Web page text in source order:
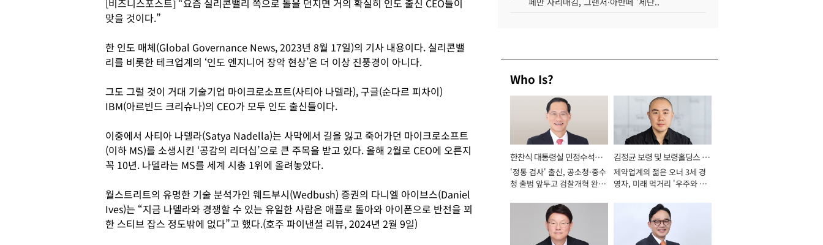
[비즈니스포스트] “요즘 실리콘밸리 쪽으로 돌을 던지면 거의 확실히 인도 출신 CEO들이
맞을 것이다.”
한 인도 매체(Global Governance News, 2023년 8월 17일)의 기사 내용이다. 실리콘밸
리를 비롯한 테크업계의 ‘인도 엔지니어 장악 현상’은 더 이상 진풍경이 아니다.
그도 그럴 것이 거대 기술기업 마이크로소프트(사티아 나델라), 구글(순다르 피차이)
IBM(아르빈드 크리슈나)의 CEO가 모두 인도 출신들이다.
이중에서 사티아 나델라(Satya Nadella)는 사막에서 길을 잃고 죽어가던 마이크로소프트
(이하 MS)를 소생시킨 ‘공감의 리더십’으로 큰 주목을 받고 있다. 올해 2월로 CEO에 오른지
꼭 10년. 나델라는 MS를 세계 시총 1위에 올려놓았다.
월스트리트의 유명한 기술 분석가인 웨드부시(Wedbush) 증권의 다니엘 아이브스(Daniel
Ives)는 “지금 나델라와 경쟁할 수 있는 유일한 사람은 애플로 돌아와 아이폰으로 반전을 꾀
한 스티브 잡스 정도밖에 없다”고 했다.(호주 파이낸셜 리뷰, 2024년 2월 9일)
Who Is?
한찬식 대통령실 민정수석비
서관
'정통 검사' 출신, 공소청·중수
청 출범 앞두고 검찰개혁 완수
김정균 보령 및 보령홀딩스 대
표이사 사장
제약업계의 젊은 오너 3세 경
영자, 미래 먹거리 '우주와 헬